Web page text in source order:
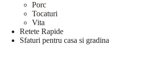
Porc
Tocaturi
Vita
Retete Rapide
Sfaturi pentru casa si gradina